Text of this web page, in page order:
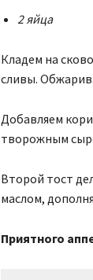
2 яйца
Кладем на
сливы.
Добавляем
творожным
Второй тост
маслом,
Приятного